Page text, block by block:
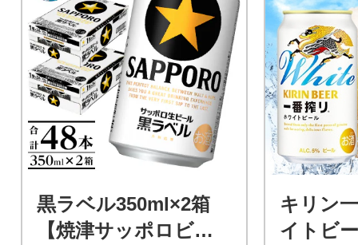
黒ラベル350ml×2箱
【焼津サッポロビー
キリン
イトビ